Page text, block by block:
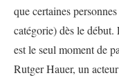
que certaines
catégorie) dès le
est le seul moment de
Rutger Hauer, un